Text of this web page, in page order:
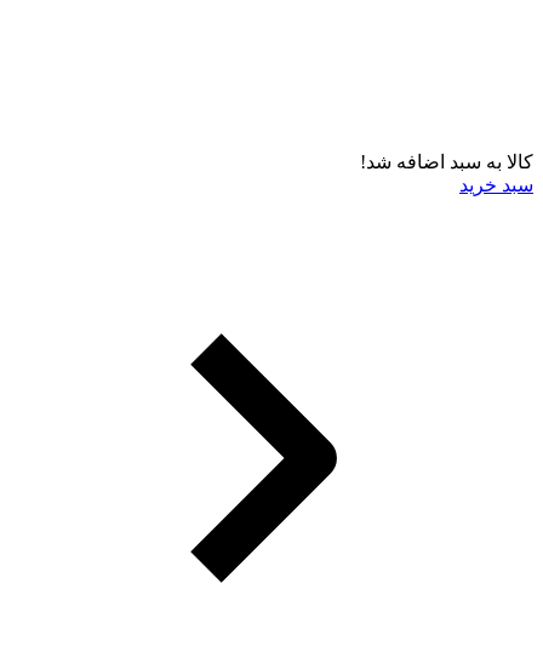
کالا به سبد اضافه شد!
سبد خرید